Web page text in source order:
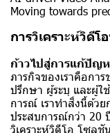
Moving towards
การวิเคราะห์วิดี
ก้าวไปสู่การแก้ปัญ
ภารกิจของเราคือกา
ปรึกษา ผู้ระบุ และผู้ใ
การณ์ เราทำสิ่งนี้ด้ว
ประสบการณ์กว่า 20
วิเคราะห์วิดีโอ โซลูชั